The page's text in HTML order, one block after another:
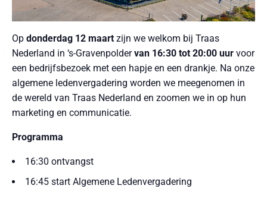
Op donderdag 12 maart zijn we welkom bij Traas
Nederland in ‘s-Gravenpoldervan 16:30 tot 20:00 uur voor
een bedrijfsbezoek met een hapje en een drankje. Na onze
algemene ledenvergadering worden we meegenomen in
de wereld van Traas Nederland en zoomen we in op hun
marketing en communicatie.
Programma
16:30 ontvangst
16:45 start Algemene Ledenvergadering